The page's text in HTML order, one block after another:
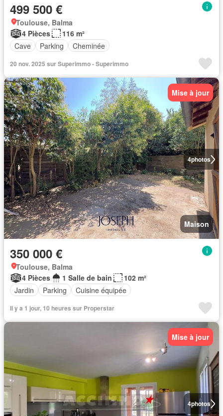
499 500 €
Toulouse, Balma
4 Pièces
116 m²
Cave
Parking Cheminée
20 nov. 2025 sur Superimmo - Superimmo
4photos
Mise à jour
Maison
350 000 €
Toulouse, Balma
4 Pièces
1 Salle de bain
102 m²
Jardin
Parking Cuisine équipée
Il y a 1 jour, 10 heures sur Properstar
4photos
Mise à jour